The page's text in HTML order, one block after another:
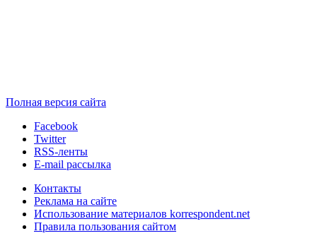
Полная версия сайта
Facebook
Twitter
RSS-ленты
E-mail рассылка
Контакты
Реклама на сайте
Использование материалов korrespondent.net
Правила пользования сайтом